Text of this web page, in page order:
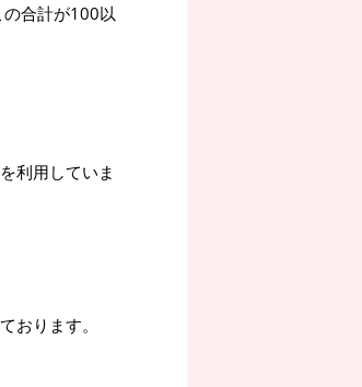
合計が100以
利用していま
おります。